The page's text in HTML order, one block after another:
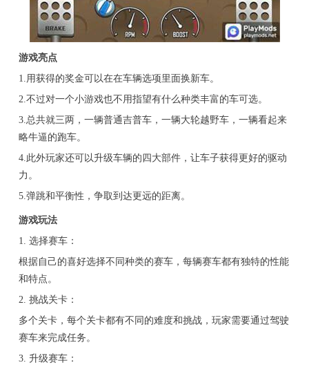
游戏亮点
1.用获得的奖金可以在在车辆选项里面换新车。
2.不过对一个小游戏也不用指望有什么种类丰富的车可选。
3.总共就三两，一辆普通吉普车，一辆大轮越野车，一辆看起来
略牛逼的跑车。
4.此外玩家还可以升级车辆的四大部件，让车子获得更好的驱动
力。
5.弹跳和平衡性，争取到达更远的距离。
游戏玩法
1. 选择赛车：
根据自己的喜好选择不同种类的赛车，每辆赛车都有独特的性能
和特点。
2. 挑战关卡：
多个关卡，每个关卡都有不同的难度和挑战，玩家需要通过驾驶
赛车来完成任务。
3. 升级赛车：